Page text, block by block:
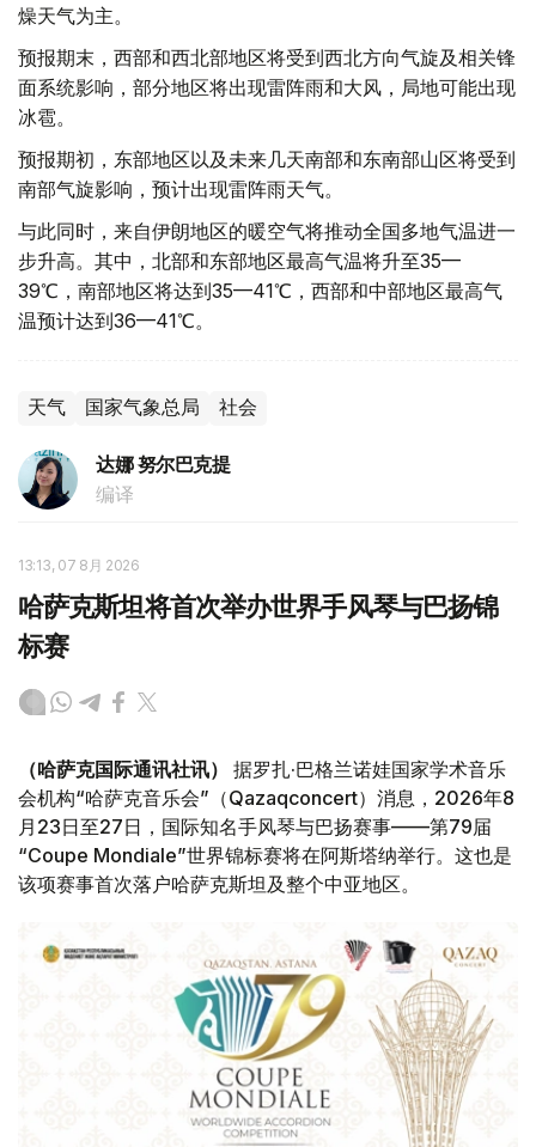
燥天气为主。
预报期末，西部和西北部地区将受到西北方向气旋及相关锋
面系统影响，部分地区将出现雷阵雨和大风，局地可能出现
冰雹。
预报期初，东部地区以及未来几天南部和东南部山区将受到
南部气旋影响，预计出现雷阵雨天气。
与此同时，来自伊朗地区的暖空气将推动全国多地气温进一
步升高。其中，北部和东部地区最高气温将升至35—
39℃，南部地区将达到35—41℃，西部和中部地区最高气
温预计达到36—41℃。
天气 国家气象总局 社会
达娜 努尔巴克提
编译
13:13, 07 8月 2026
哈萨克斯坦将首次举办世界手风琴与巴扬锦
标赛
（哈萨克国际通讯社讯）
据罗扎·巴格兰诺娃国家学术音乐
会机构“哈萨克音乐会”（Qazaqconcert）消息，2026年8
月23日至27日，国际知名手风琴与巴扬赛事——第79届
“Coupe Mondiale”世界锦标赛将在阿斯塔纳举行。这也是
该项赛事首次落户哈萨克斯坦及整个中亚地区。